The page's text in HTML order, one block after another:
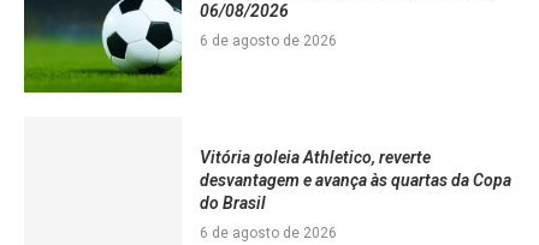
06/08/2026
6 de agosto de 2026
Vitória goleia Athletico, reverte
desvantagem e avança às quartas da Copa
do Brasil
6 de agosto de 2026